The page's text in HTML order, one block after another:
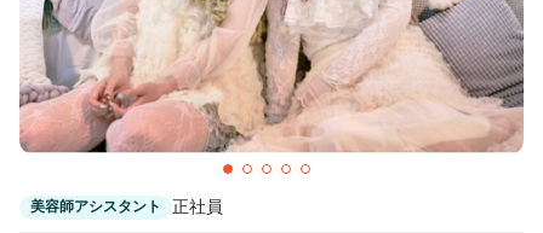
美容師アシスタント 正社員